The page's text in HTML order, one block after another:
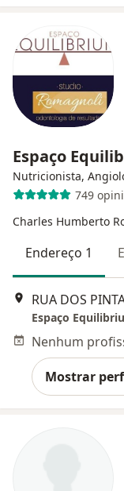
Espaço
Nutricionista,
749
Charles Humberto
Endereço 1
Espaço
Mostrar